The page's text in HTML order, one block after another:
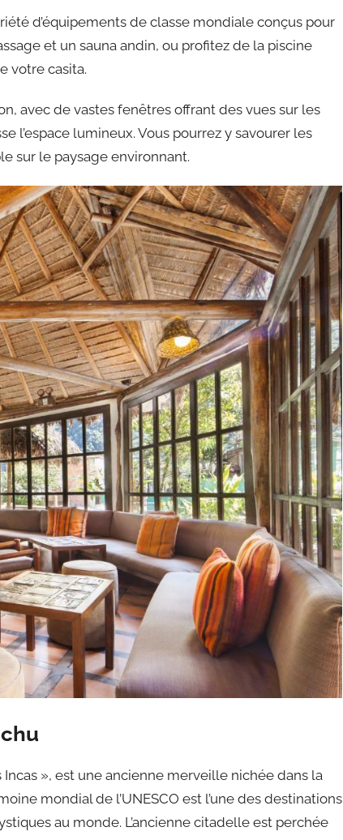
d’équipements de classe mondiale conçus pour
et un sauna andin, ou profitez de la piscine
votre casita.
avec de vastes fenêtres offrant des vues sur les
l’espace lumineux. Vous pourrez y savourer les
sur le paysage environnant.
», est une ancienne merveille nichée dans la
mondial de l’UNESCO est l’une des destinations
au monde. L’ancienne citadelle est perchée